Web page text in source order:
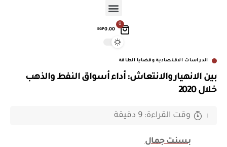
0
EGP0.00
الدراسات الاقتصادية وقضايا الطاقة
بين الانهيار والانتعاش: أداء أسواق النفط والذهب
خلال 2020
بسنت جمال
وقت القراءة: 9 دقيقة